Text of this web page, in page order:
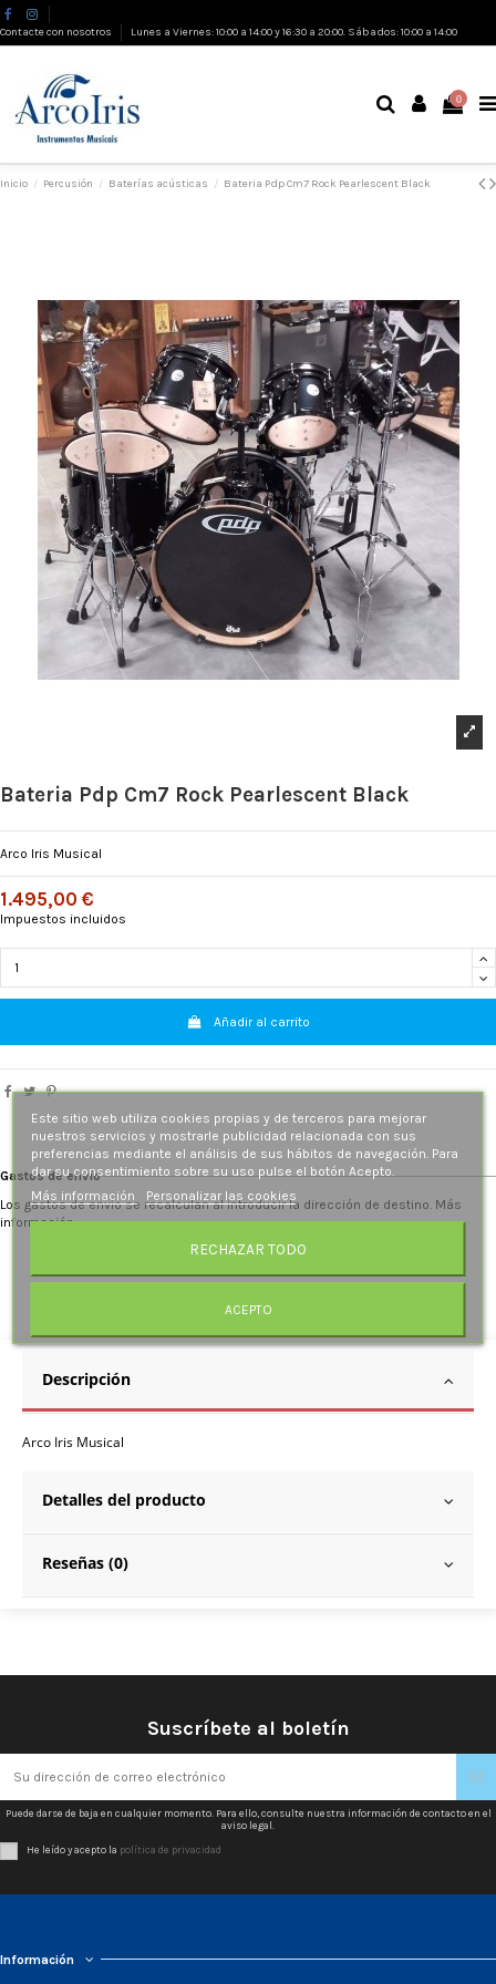
Contacte con nosotros Lunes a Viernes: 10:00 a 14:00 y 16:30 a 20:00. Sábados: 10:00 a 14:00
0
Inicio Percusión Baterías acústicas Bateria Pdp Cm7 Rock Pearlescent Black
Bateria Pdp Cm7 Rock Pearlescent Black
Arco Iris Musical
1.495,00 €
Impuestos incluidos
Añadir al carrito
Gastos de envío
Los gastos de envío se recalculan al introducir la dirección de destino. Más
información.
Descripción
Arco Iris Musical
Detalles del producto
Reseñas (0)
Suscríbete al boletín
Puede darse de baja en cualquier momento. Para ello, consulte nuestra información de contacto en el
aviso legal.
He leído y acepto la política de privacidad
Información
Este sitio web utiliza cookies propias y de terceros para mejorar
nuestros servicios y mostrarle publicidad relacionada con sus
preferencias mediante el análisis de sus hábitos de navegación. Para
dar su consentimiento sobre su uso pulse el botón Acepto.
Más información
Personalizar las cookies
RECHAZAR TODO
ACEPTO